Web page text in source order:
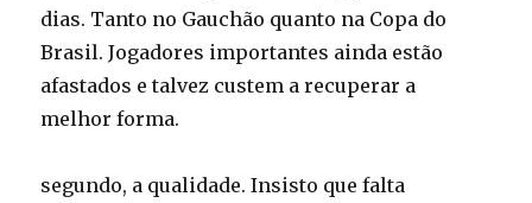
dias. Tanto no Gauchão quanto na Copa do
Brasil. Jogadores importantes ainda estão
afastados e talvez custem a recuperar a
melhor forma.
segundo, a qualidade. Insisto que falta